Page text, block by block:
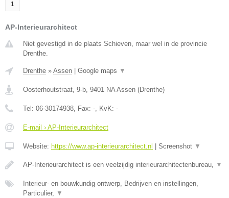
1
AP-Interieurarchitect
Niet gevestigd in de plaats Schieven, maar wel in de provincie
Drenthe.
Drenthe » Assen Google maps ▼
Oosterhoutstraat, 9-b, 9401 NA Assen (Drenthe)
Tel: 06-30174938, Fax: -, KvK: -
E-mail › AP-Interieurarchitect
Website: https://www.ap-interieurarchitect.nl Screenshot ▼
AP-Interieurarchitect is een veelzijdig interieurarchitectenbureau, ▼
Interieur- en bouwkundig ontwerp, Bedrijven en instellingen,
Particulier, ▼